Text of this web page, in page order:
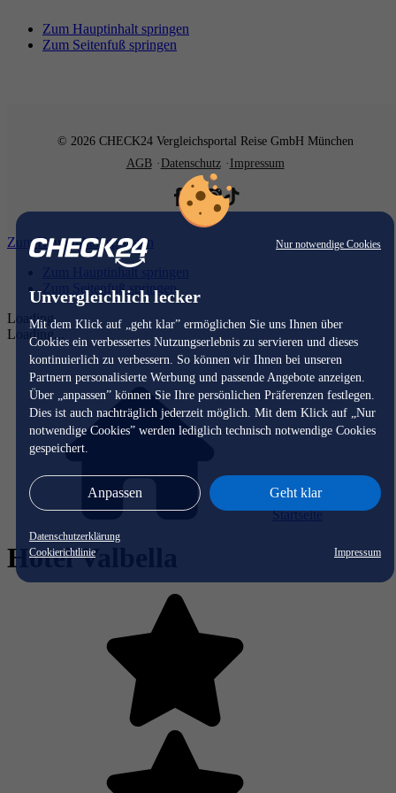
Nur notwendige Cookies
Unvergleichlich lecker
Mit dem Klick auf „geht klar” ermöglichen Sie uns Ihnen über
Cookies ein verbessertes Nutzungserlebnis zu servieren und dieses
kontinuierlich zu verbessern. So können wir Ihnen bei unseren
Partnern personalisierte Werbung und passende Angebote anzeigen.
Über „anpassen” können Sie Ihre persönlichen Präferenzen festlegen.
Dies ist auch nachträglich jederzeit möglich. Mit dem Klick auf „Nur
notwendige Cookies” werden lediglich technisch notwendige Cookies
gespeichert.
Anpassen Geht klar
Datenschutzerklärung
Cookierichtlinie
Impressum
Zum Hauptinhalt springen
Zum Seitenfuß springen
© 2026 CHECK24 Vergleichsportal Reise GmbH München
AGB
Datenschutz Impressum
Zum Hauptinhalt springen
Zum Hauptinhalt springen
Zum Seitenfuß springen
Loading...
Loading...
Startseite
Hotel Valbella